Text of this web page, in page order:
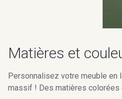
Matières et
Personnalisez votre meuble en
massif ! Des matières colorées